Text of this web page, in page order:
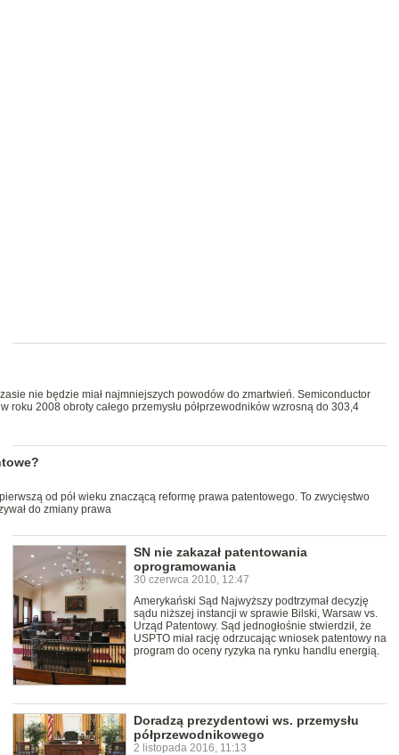
nie będzie miał najmniejszych powodów do zmartwień. Semiconductor
roku 2008 obroty całego przemysłu półprzewodników wzrosną do 303,4
od pół wieku znaczącą reformę prawa patentowego. To zwycięstwo
do zmiany prawa
SN nie zakazał patentowania
oprogramowania
30 czerwca 2010, 12:47
Amerykański Sąd Najwyższy podtrzymał decyzję
sądu niższej instancji w sprawie Bilski, Warsaw vs.
Urząd Patentowy. Sąd jednogłośnie stwierdził, że
USPTO miał rację odrzucając wniosek patentowy na
program do oceny ryzyka na rynku handlu energią.
Doradzą prezydentowi ws. przemysłu
półprzewodnikowego
2 listopada 2016, 11:13